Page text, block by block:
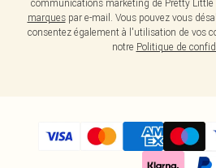
communications marketing de Pretty Little
marquespar e-mail. Vous pouvez vous
consentez également à l'utilisation de vos
notre Politique de